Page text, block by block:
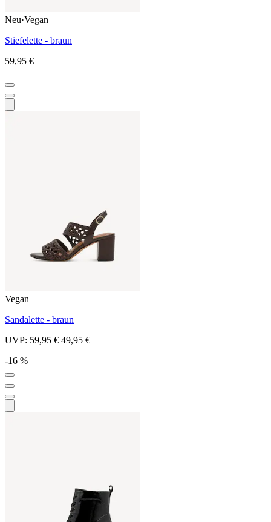
Neu·Vegan
Stiefelette - braun
59,95 €
Vegan
Sandalette - braun
UVP: 59,95 € 49,95 €
-16 %